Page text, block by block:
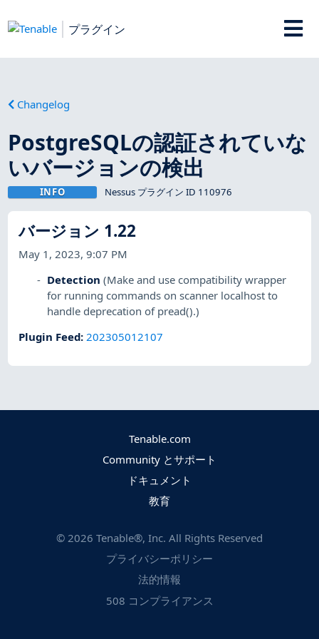
プラグイン
Changelog
PostgreSQLの認証されていな
いバージョンの検出
INFO Nessus プラグイン ID 110976
バージョン 1.22
May 1, 2023, 9:07 PM
Detection (Make and use compatibility wrapper
for running commands on scanner localhost to
handle deprecation of pread().)
Plugin Feed:202305012107
Tenable.com
Community とサポート
ドキュメント
教育
© 2026 Tenable®, Inc. All Rights Reserved
プライバシーポリシー
法的情報
508 コンプライアンス